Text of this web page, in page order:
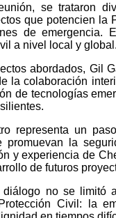
se trataron
que potencien la
de emergencia.
a nivel local y global.
abordados, Gil
la colaboración
de tecnologías
representa un
promuevan la
y experiencia de
de futuros
diálogo no se limitó
Civil: la